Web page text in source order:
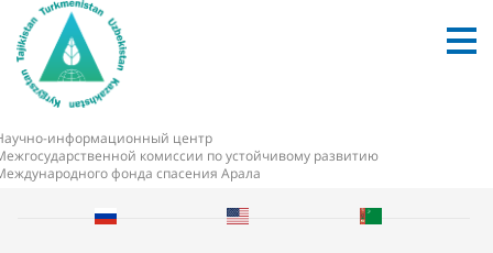
информационный центр
комиссии по устойчивому развитию
фонда спасения Арала